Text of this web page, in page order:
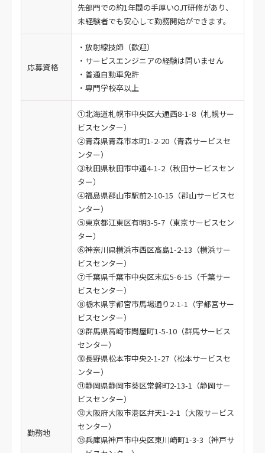
先部門での約1年間の手厚いOJT研修があり、
未経験者でも安心して勤務開始ができます。
応募資格
・放射線技師（歓迎）
・サービスエンジニアの経験は問いません
・普通自動車免許
・専門学校卒以上
勤務地
①北海道札幌市中央区大通西8-1-8（札幌サー
ビスセンター）
②青森県青森市本町1-2-20（青森サービスセ
ンター）
③秋田県秋田市中通4-1-2（秋田サービスセン
ター）
④福島県郡山市駅前2-10-15（郡山サービスセ
ンター）
⑤東京都江東区有明3-5-7（東京サービスセン
ター）
⑥神奈川県横浜市西区高島1-2-13（横浜サー
ビスセンター）
⑦千葉県千葉市中央区末広5-6-15（千葉サー
ビスセンター）
⑧栃木県宇都宮市馬場通り2-1-1（宇都宮サー
ビスセンター）
⑨群馬県高崎市問屋町1-5-10（群馬サービス
センター）
⑩長野県松本市中央2-1-27（松本サービスセ
ンター）
⑪静岡県静岡市葵区常磐町2-13-1（静岡サー
ビスセンター）
⑫大阪府大阪市港区弁天1-2-1（大阪サービス
センター）
⑬兵庫県神戸市中央区東川崎町1-3-3（神戸サ